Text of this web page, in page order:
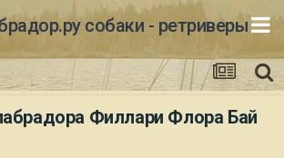
собаки - ретриверы
Филлари Флора Бай